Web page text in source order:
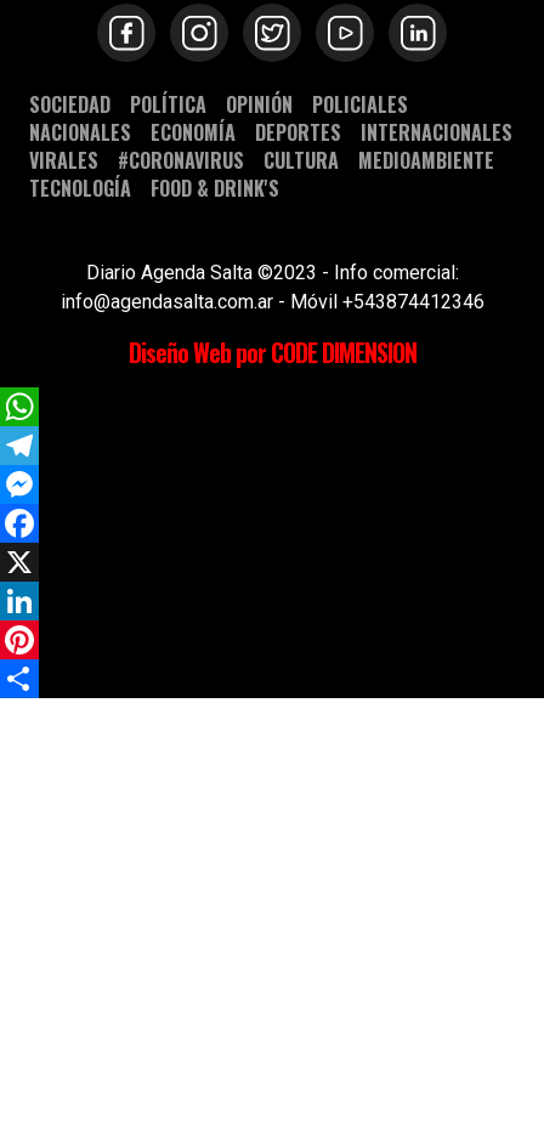
SOCIEDAD POLÍTICA OPINIÓN
POLICIALES
NACIONALES
ECONOMÍA DEPORTES
INTERNACIONALES
VIRALES
#CORONAVIRUS CULTURA
MEDIOAMBIENTE
TECNOLOGÍA
FOOD & DRINK'S
Diario Agenda Salta ©2023 - Info comercial:
info@agendasalta.com.ar - Móvil +543874412346
Diseño Web por CODE DIMENSION
WhatsApp
Telegram
Messenger
Facebook
X
LinkedIn
Pinterest